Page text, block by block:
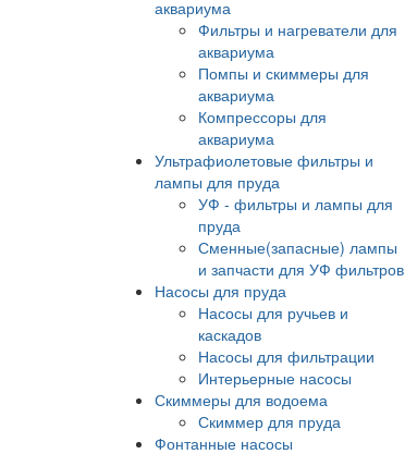
аквариума
Фильтры и нагреватели для
аквариума
Помпы и скиммеры для
аквариума
Компрессоры для
аквариума
Ультрафиолетовые фильтры и
лампы для пруда
УФ - фильтры и лампы для
пруда
Сменные(запасные) лампы
и запчасти для УФ фильтров
Насосы для пруда
Насосы для ручьев и
каскадов
Насосы для фильтрации
Интерьерные насосы
Скиммеры для водоема
Скиммер для пруда
Фонтанные насосы